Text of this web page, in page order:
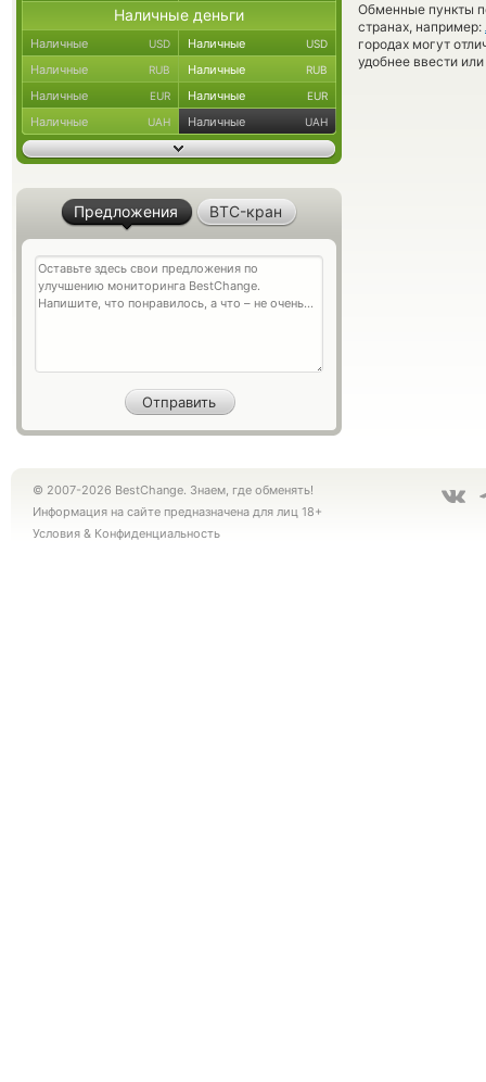
Обменные пункты
странах, например:
городах могут
удобнее ввести
Наличные деньги
Наличные USD Наличные USD
Наличные RUB Наличные RUB
Наличные EUR Наличные EUR
Наличные UAH Наличные UAH
Предложения BTC-кран
© 2007-2026 BestChange. Знаем, где обменять!
Информация на сайте предназначена для лиц 18+
Условия & Конфиденциальность